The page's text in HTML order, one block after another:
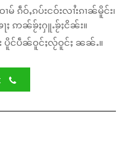
ၵဵဝ်ႇၵပ်းငဝ်းလၢႆးၵၢၼ်မိူင်း၊
ႃႈ ဢၼ်ၶႂ်ႈႁူႉၶႂ်ႈငိၼ်း။
ပိူင်ပဵၼ်ဝူင်ႈလႂ်ဝူင်ႈ ၼၼ်ႉ။